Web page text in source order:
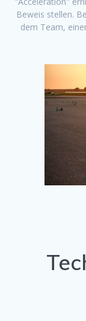
Beweis stellen.
dem Team,